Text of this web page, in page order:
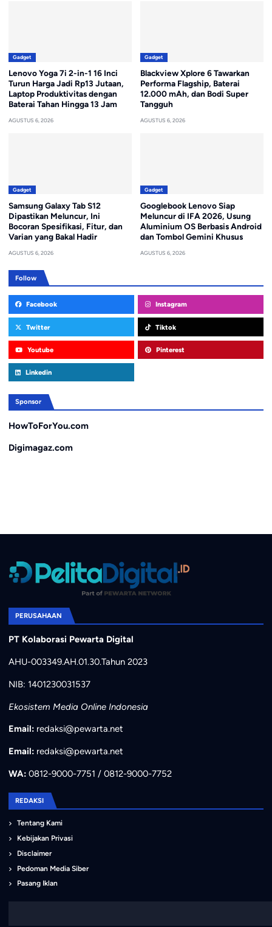
Gadget
Lenovo Yoga 7i 2-in-1 16 Inci
Turun Harga Jadi Rp13 Jutaan,
Laptop Produktivitas dengan
Baterai Tahan Hingga 13 Jam
AGUSTUS 6, 2026
Gadget
Blackview Xplore 6 Tawarkan
Performa Flagship, Baterai
12.000 mAh, dan Bodi Super
Tangguh
AGUSTUS 6, 2026
Gadget
Samsung Galaxy Tab S12
Dipastikan Meluncur, Ini
Bocoran Spesifikasi, Fitur, dan
Varian yang Bakal Hadir
AGUSTUS 6, 2026
Gadget
Googlebook Lenovo Siap
Meluncur di IFA 2026, Usung
Aluminium OS Berbasis Android
dan Tombol Gemini Khusus
AGUSTUS 6, 2026
Follow
Facebook Instagram
Twitter Tiktok
Youtube Pinterest
Linkedin
Sponsor
HowToForYou.com
Digimagaz.com
PERUSAHAAN
PT Kolaborasi Pewarta Digital
AHU-003349.AH.01.30.Tahun 2023
NIB: 1401230031537
Ekosistem Media Online Indonesia
Email: redaksi@pewarta.net
Email: redaksi@pewarta.net
WA:0812-9000-7751 / 0812-9000-7752
REDAKSI
Tentang Kami
Kebijakan Privasi
Disclaimer
Pedoman Media Siber
Pasang Iklan